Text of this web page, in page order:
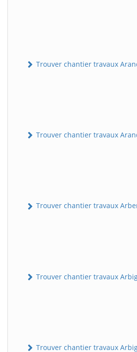
Trouver chantier travaux
Trouver chantier travaux
Trouver chantier travaux
Trouver chantier travaux
Trouver chantier travaux